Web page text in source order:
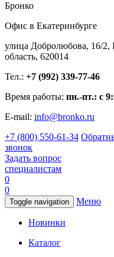
Бронко
Офис в Екатеринбурге
улица Добролюбова, 16/2,
область, 620014
Тел.: +7 (992) 339-77-46
Время работы: пн.-пт.: с
E-mail: info@bronko.ru
+7 (800) 550-61-34
звонок
Задать вопрос
специалистам
0
0
Toggle navigation Меню
Новинки
Каталог